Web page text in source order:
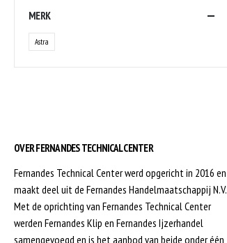
MERK
Astra
OVER FERNANDES TECHNICAL CENTER
Fernandes Technical Center werd opgericht in 2016 en
maakt deel uit de Fernandes Handelmaatschappij N.V.
Met de oprichting van Fernandes Technical Center
werden Fernandes Klip en Fernandes Ijzerhandel
samengevoegd en is het aanbod van beide onder één